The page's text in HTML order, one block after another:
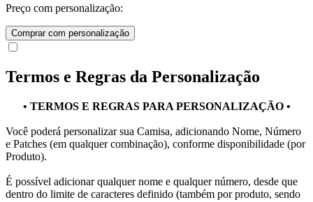
Preço com personalização:
Comprar com personalização
Termos e Regras da Personalização
• TERMOS E REGRAS PARA PERSONALIZAÇÃO •
Você poderá personalizar sua Camisa, adicionando Nome, Número
e Patches (em qualquer combinação), conforme disponibilidade (por
Produto).
É possível adicionar qualquer nome e qualquer número, desde que
dentro do limite de caracteres definido (também por produto, sendo